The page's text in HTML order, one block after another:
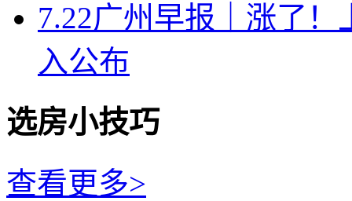
7.22广州早报｜涨了
入公布
选房小技巧
查看更多>